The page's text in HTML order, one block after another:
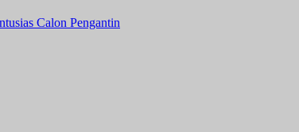
Calon Pengantin